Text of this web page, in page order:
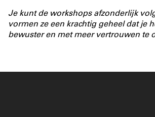
Je kunt de workshops afzonderlijk
vormen ze een krachtig geheel dat je
bewuster en met meer vertrouwen te